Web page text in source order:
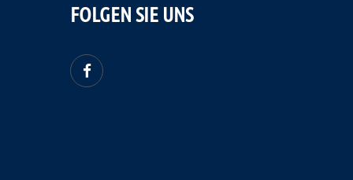
FOLGEN SIE UNS